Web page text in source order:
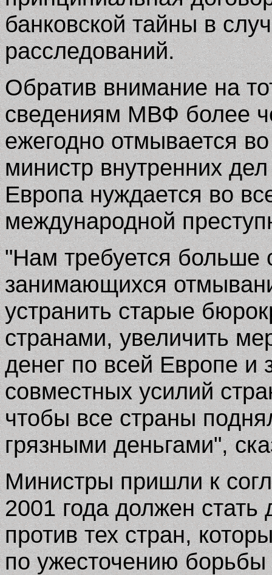
банковской тайны в
расследований.
Обратив внимание на
сведениям МВФ более
ежегодно отмывается
министр внутренних
Европа нуждается во
международной
"Нам требуется больше
занимающихся
устранить старые
странами, увеличить
денег по всей Европе и
совместных усилий
чтобы все страны
грязными деньгами",
Министры пришли к
2001 года должен стать
против тех стран,
по ужесточению